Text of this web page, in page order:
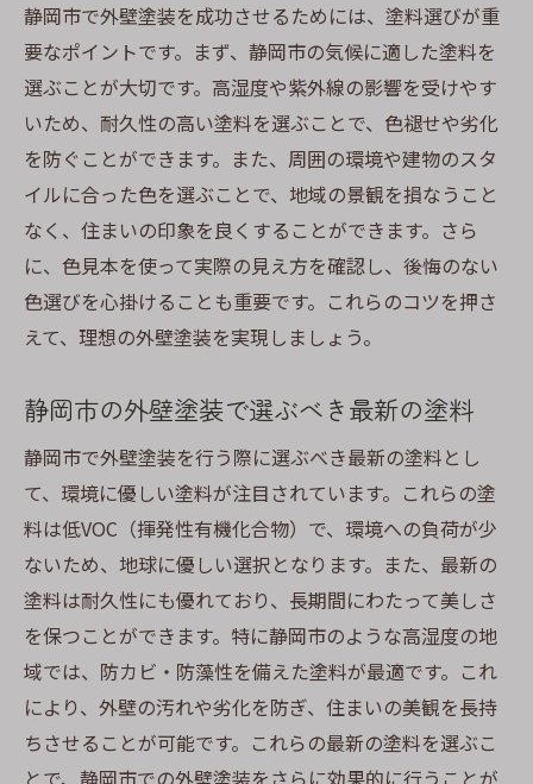
静岡市で外壁塗装を成功させるためには、塗料選びが重
要なポイントです。まず、静岡市の気候に適した塗料を
選ぶことが大切です。高湿度や紫外線の影響を受けやす
いため、耐久性の高い塗料を選ぶことで、色褪せや劣化
を防ぐことができます。また、周囲の環境や建物のスタ
イルに合った色を選ぶことで、地域の景観を損なうこと
なく、住まいの印象を良くすることができます。さら
に、色見本を使って実際の見え方を確認し、後悔のない
色選びを心掛けることも重要です。これらのコツを押さ
えて、理想の外壁塗装を実現しましょう。
静岡市の外壁塗装で選ぶべき最新の塗料
静岡市で外壁塗装を行う際に選ぶべき最新の塗料とし
て、環境に優しい塗料が注目されています。これらの塗
料は低VOC（揮発性有機化合物）で、環境への負荷が少
ないため、地球に優しい選択となります。また、最新の
塗料は耐久性にも優れており、長期間にわたって美しさ
を保つことができます。特に静岡市のような高湿度の地
域では、防カビ・防藻性を備えた塗料が最適です。これ
により、外壁の汚れや劣化を防ぎ、住まいの美観を長持
ちさせることが可能です。これらの最新の塗料を選ぶこ
とで、静岡市での外壁塗装をさらに効果的に行うことが